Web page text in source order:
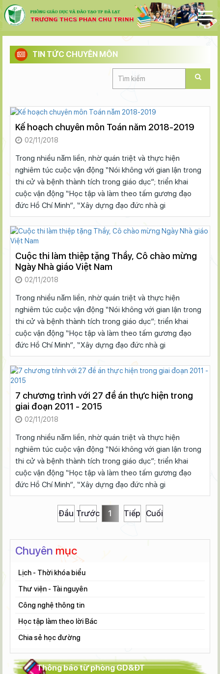
TIN TỨC CHUYÊN MÔN
Kế hoạch chuyên môn Toán năm 2018-2019
02/11/2018
Trong nhiều năm liền, nhờ quán triệt và thực hiện
nghiêm túc cuộc vận động “Nói không với gian lận trong
thi cử và bệnh thành tích trong giáo dục”; triển khai
cuộc vận động “Học tập và làm theo tấm gương đạo
đức Hồ Chí Minh”, “Xây dựng đạo đức nhà gi
Cuộc thi làm thiệp tặng Thầy, Cô chào mừng
Ngày Nhà giáo Việt Nam
02/11/2018
Trong nhiều năm liền, nhờ quán triệt và thực hiện
nghiêm túc cuộc vận động “Nói không với gian lận trong
thi cử và bệnh thành tích trong giáo dục”; triển khai
cuộc vận động “Học tập và làm theo tấm gương đạo
đức Hồ Chí Minh”, “Xây dựng đạo đức nhà gi
7 chương trình với 27 đề án thực hiện trong
giai đoạn 2011 - 2015
02/11/2018
Trong nhiều năm liền, nhờ quán triệt và thực hiện
nghiêm túc cuộc vận động “Nói không với gian lận trong
thi cử và bệnh thành tích trong giáo dục”; triển khai
cuộc vận động “Học tập và làm theo tấm gương đạo
đức Hồ Chí Minh”, “Xây dựng đạo đức nhà gi
Đầu Trước 1 Tiếp Cuối
Chuyên mục
Lịch - Thời khóa biểu
Thư viện - Tài nguyên
Tài liệu học tập
Tài liệu tập huấn
Đề thi - đáp án
Công nghệ thông tin
Học tập làm theo lời Bác
Chia sẻ học đường
Thông báo từ phòng GD&ĐT